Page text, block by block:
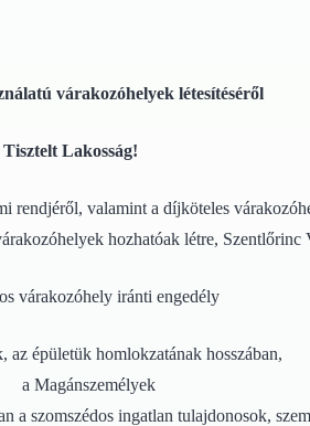
várakozóhelyek létesítéséről
Tisztelt Lakosság!
valamint a díjköteles
hozhatóak létre,
várakozóhely iránti engedély
az épületük homlokzatának hosszában,
a Magánszemélyek
a szomszédos ingatlan tulajdonosok,